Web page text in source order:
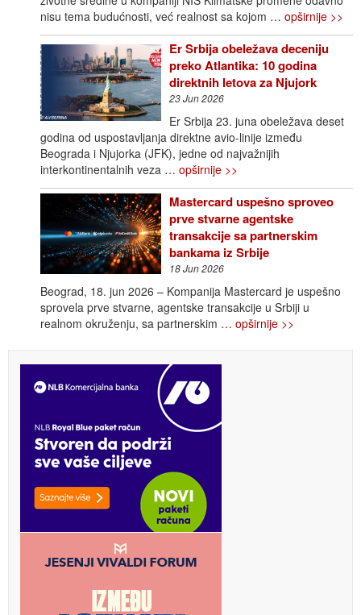
nisu tema budućnosti, već realnost sa kojom … opširnije >>
Er Srbija obeležava deceniju
preko Atlantika: 10 godina
direktnih letova za Njujork
23 Jun 2026
Er Srbija 23. juna obeležava deset
godina od uspostavljanja direktne avio-linije između
Beograda i Njujorka (JFK), jedne od najvažnijih
interkontinentalnih veza … opširnije >>
Mastercard uspešno sproveo
prve stvarne agentske
transakcije sa partnerskim
bankama iz Srbije
18 Jun 2026
Beograd, 18. jun 2026 – Kompanija Mastercard je uspešno
sprovela prve stvarne, agentske transakcije u Srbiji u
realnom okruženju, sa partnerskim … opširnije >>